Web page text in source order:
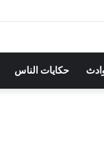
الشعبي وصالح
حكايات الناس